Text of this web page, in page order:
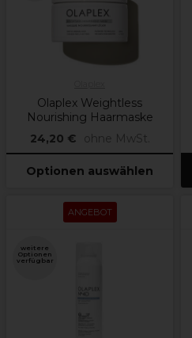
Olaplex Weightless
Nourishing Haarmaske
24,20 €
ohne MwSt.
Optionen auswählen
ANGEBOT
weitere
Optionen
verfügbar